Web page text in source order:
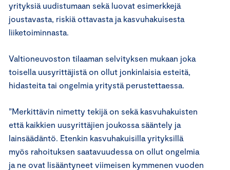
yrityksiä uudistumaan sekä luovat esimerkkejä
joustavasta, riskiä ottavasta ja kasvuhakuisesta
liiketoiminnasta.
Valtioneuvoston tilaaman selvityksen mukaan joka
toisella uusyrittäjistä on ollut jonkinlaisia esteitä,
hidasteita tai ongelmia yritystä perustettaessa.
”Merkittävin nimetty tekijä on sekä kasvuhakuisten
että kaikkien uusyrittäjien joukossa sääntely ja
lainsäädäntö. Etenkin kasvuhakuisilla yrityksillä
myös rahoituksen saatavuudessa on ollut ongelmia
ja ne ovat lisääntyneet viimeisen kymmenen vuoden